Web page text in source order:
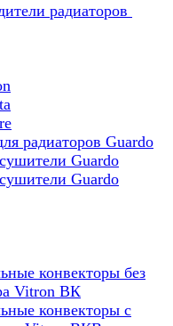
радиаторов
радиаторов Guardo
Guardo
Guardo
конвекторы без
Vitron ВК
конвекторы с